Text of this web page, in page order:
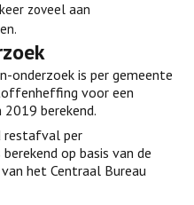
zoveel aan
is per gemeente
voor een
berekend.
restafval per
op basis van de
het Centraal Bureau